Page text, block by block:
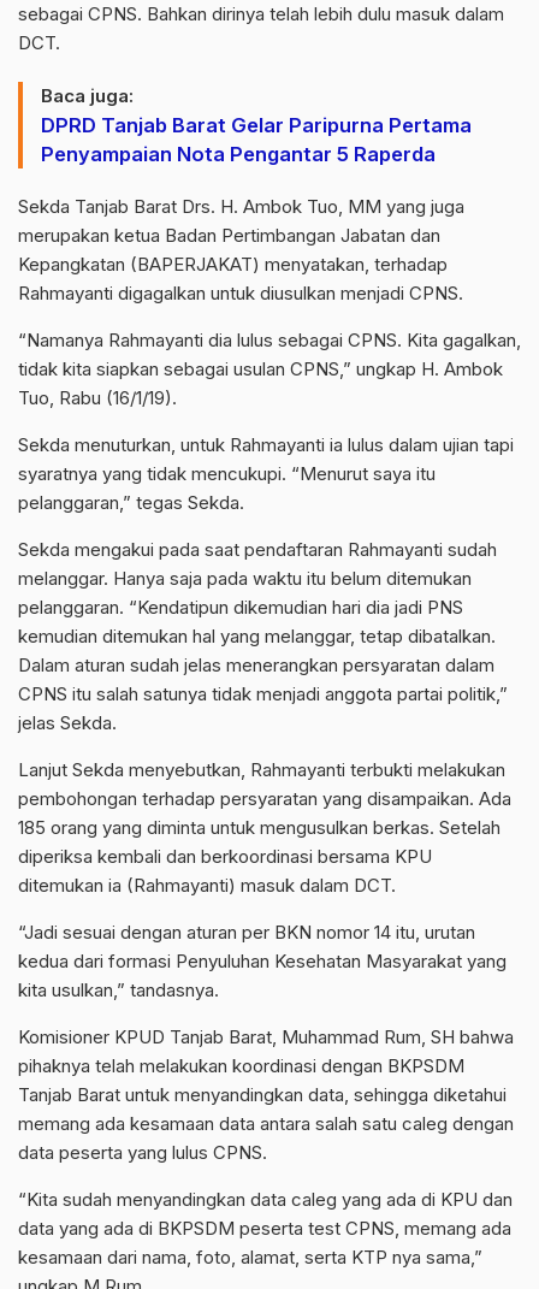
sebagai CPNS. Bahkan dirinya telah lebih dulu masuk dalam
DCT.
Baca juga:
DPRD Tanjab Barat Gelar Paripurna Pertama
Penyampaian Nota Pengantar 5 Raperda
Sekda Tanjab Barat Drs. H. Ambok Tuo, MM yang juga
merupakan ketua Badan Pertimbangan Jabatan dan
Kepangkatan (BAPERJAKAT) menyatakan, terhadap
Rahmayanti digagalkan untuk diusulkan menjadi CPNS.
“Namanya Rahmayanti dia lulus sebagai CPNS. Kita gagalkan,
tidak kita siapkan sebagai usulan CPNS,” ungkap H. Ambok
Tuo, Rabu (16/1/19).
Sekda menuturkan, untuk Rahmayanti ia lulus dalam ujian tapi
syaratnya yang tidak mencukupi. “Menurut saya itu
pelanggaran,” tegas Sekda.
Sekda mengakui pada saat pendaftaran Rahmayanti sudah
melanggar. Hanya saja pada waktu itu belum ditemukan
pelanggaran. “Kendatipun dikemudian hari dia jadi PNS
kemudian ditemukan hal yang melanggar, tetap dibatalkan.
Dalam aturan sudah jelas menerangkan persyaratan dalam
CPNS itu salah satunya tidak menjadi anggota partai politik,”
jelas Sekda.
Lanjut Sekda menyebutkan, Rahmayanti terbukti melakukan
pembohongan terhadap persyaratan yang disampaikan. Ada
185 orang yang diminta untuk mengusulkan berkas. Setelah
diperiksa kembali dan berkoordinasi bersama KPU
ditemukan ia (Rahmayanti) masuk dalam DCT.
“Jadi sesuai dengan aturan per BKN nomor 14 itu, urutan
kedua dari formasi Penyuluhan Kesehatan Masyarakat yang
kita usulkan,” tandasnya.
Komisioner KPUD Tanjab Barat, Muhammad Rum, SH bahwa
pihaknya telah melakukan koordinasi dengan BKPSDM
Tanjab Barat untuk menyandingkan data, sehingga diketahui
memang ada kesamaan data antara salah satu caleg dengan
data peserta yang lulus CPNS.
“Kita sudah menyandingkan data caleg yang ada di KPU dan
data yang ada di BKPSDM peserta test CPNS, memang ada
kesamaan dari nama, foto, alamat, serta KTP nya sama,”